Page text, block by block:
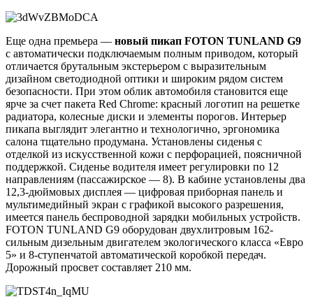
Еще одна премьера — новый пикап FOTON TUNLAND G9
с автоматически подключаемым полным приводом, который
отличается брутальным экстерьером с выразительным
дизайном светодиодной оптики и широким рядом систем
безопасности. При этом облик автомобиля становится еще
ярче за счет пакета Red Chrome: красный логотип на решетке
радиатора, колесные диски и элементы порогов. Интерьер
пикапа выглядит элегантно и технологично, эргономика
салона тщательно продумана. Установлены сиденья с
отделкой из искусственной кожи с перфорацией, поясничной
поддержкой. Сиденье водителя имеет регулировки по 12
направлениям (пассажирское — 8). В кабине установлены два
12,3-дюймовых дисплея — цифровая приборная панель и
мультимедийный экран с графикой высокого разрешения,
имеется панель беспроводной зарядки мобильных устройств.
FOTON TUNLAND G9 оборудован двухлитровым 162-
сильным дизельным двигателем экологического класса «Евро
5» и 8-ступенчатой автоматической коробкой передач.
Дорожный просвет составляет 210 мм.